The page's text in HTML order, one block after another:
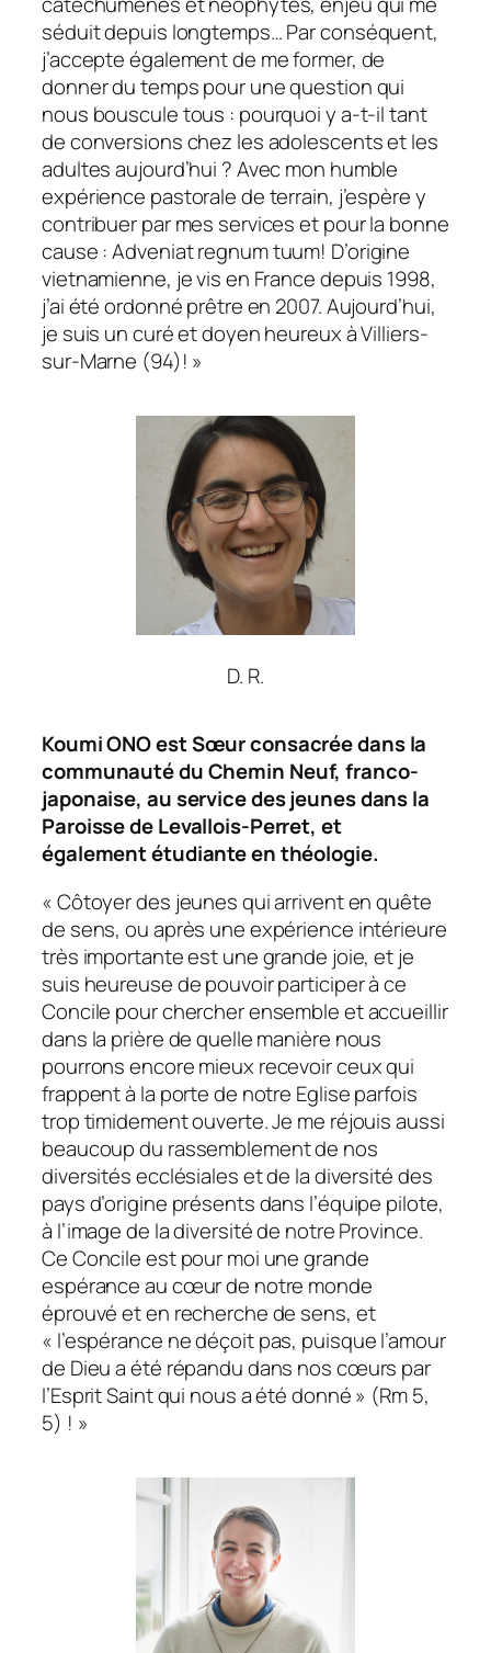
séduit depuis longtemps… Par conséquent,
j’accepte également de me former, de
donner du temps pour une question qui
nous bouscule tous : pourquoi y a-t-il tant
de conversions chez les adolescents et les
adultes aujourd’hui ? Avec mon humble
expérience pastorale de terrain, j’espère y
contribuer par mes services et pour la bonne
cause :Adveniat regnum tuum! D’origine
vietnamienne, je vis en France depuis 1998,
j’ai été ordonné prêtre en 2007. Aujourd’hui,
je suis un curé et doyen heureux à Villiers-
sur-Marne (94)! »
D. R.
Koumi ONO est Sœur consacrée dans la
communauté du Chemin Neuf, franco-
japonaise, au service des jeunes dans la
Paroisse de Levallois-Perret, et
également étudiante en théologie.
« Côtoyer des jeunes qui arrivent en quête
de sens, ou après une expérience intérieure
très importante est une grande joie, et je
suis heureuse de pouvoir participer à ce
Concile pour chercher ensemble et accueillir
dans la prière de quelle manière nous
pourrons encore mieux recevoir ceux qui
frappent à la porte de notre Eglise parfois
trop timidement ouverte. Je me réjouis aussi
beaucoup du rassemblement de nos
diversités ecclésiales et de la diversité des
pays d’origine présents dans l’équipe pilote,
à l’image de la diversité de notre Province.
Ce Concile est pour moi une grande
espérance au cœur de notre monde
éprouvé et en recherche de sens, et
« l’espérance ne déçoit pas, puisque l’amour
de Dieu a été répandu dans nos cœurs par
l’Esprit Saint qui nous a été donné» (Rm 5,
5) ! »